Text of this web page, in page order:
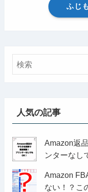
ふじ
人気の記事
Amazon返
ンターなし
Amazon
ない！？こ